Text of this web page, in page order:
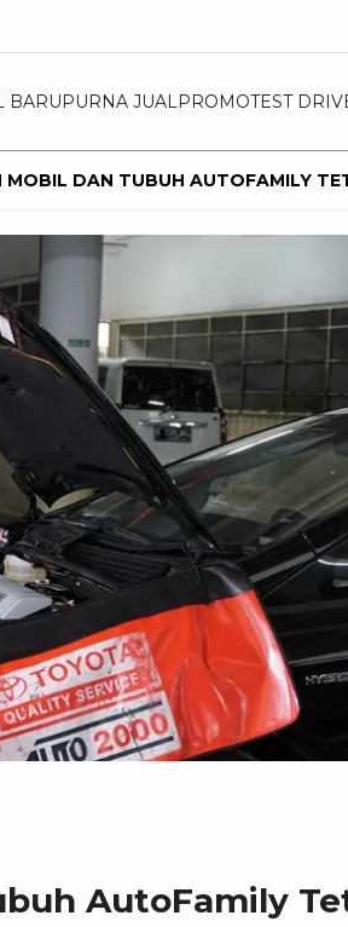
BARUPURNA JUAL PROMOTEST
MOBIL DAN TUBUH AUTOFAMILY
AutoFamily